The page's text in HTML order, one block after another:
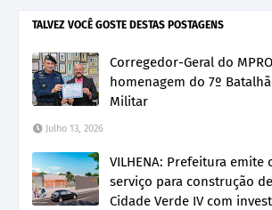
TALVEZ VOCÊ GOSTE DESTAS POSTAGENS
Corregedor-Geral do
homenagem do 7º
Militar
Julho 13, 2026
VILHENA: Prefeitura emite
serviço para construção
Cidade Verde IV com